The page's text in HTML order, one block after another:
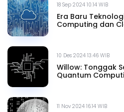
18 Sep 2024 10.14 WIB
Era Baru
Computing dan
10 Des 2024 13.46 WIB
Willow: Tonggak
Quantum
11 Nov 2024 16.14 WIB